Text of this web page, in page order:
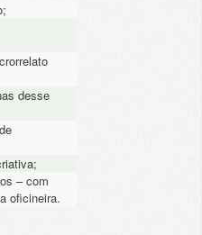
desse
– com
oficineira.